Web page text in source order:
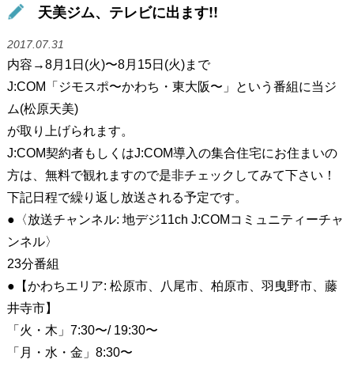
天美ジム、テレビに出ます!!
2017.07.31
内容→8月1日(火)〜8月15日(火)まで
J:COM「ジモスポ〜かわち・東大阪〜」という番組に当ジ
ム(松原天美)
が取り上げられます。
J:COM契約者もしくはJ:COM導入の集合住宅にお住まいの
方は、無料で観れますので是非チェックしてみて下さい！
下記日程で繰り返し放送される予定です。
●〈放送チャンネル: 地デジ11ch J:COMコミュニティーチャ
ンネル〉
23分番組
●【かわちエリア: 松原市、八尾市、柏原市、羽曳野市、藤
井寺市】
「火・木」7:30〜/ 19:30〜
「月・水・金」8:30〜